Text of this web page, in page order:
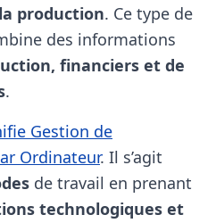
production. Ce type de
des informations
financiers et de
.
Gestion de
Ordinateur. Il s’agit
de travail en prenant
technologiques et